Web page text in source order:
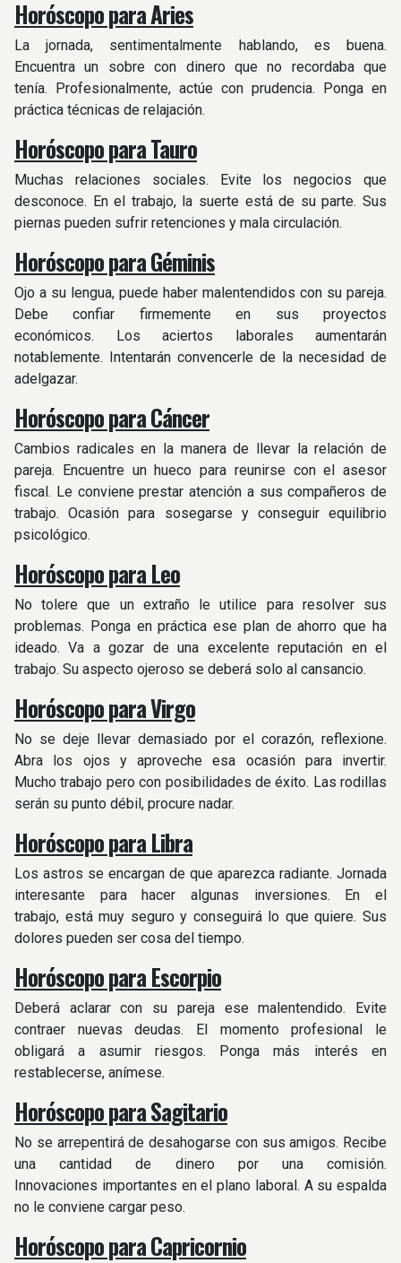
Horóscopo para Aries
La jornada, sentimentalmente hablando, es buena.
Encuentra un sobre con dinero que no recordaba que
tenía. Profesionalmente, actúe con prudencia. Ponga en
práctica técnicas de relajación.
Horóscopo para Tauro
Muchas relaciones sociales. Evite los negocios que
desconoce. En el trabajo, la suerte está de su parte. Sus
piernas pueden sufrir retenciones y mala circulación.
Horóscopo para Géminis
Ojo a su lengua, puede haber malentendidos con su pareja.
Debe confiar firmemente en sus proyectos
económicos. Los aciertos laborales aumentarán
notablemente. Intentarán convencerle de la necesidad de
adelgazar.
Horóscopo para Cáncer
Cambios radicales en la manera de llevar la relación de
pareja. Encuentre un hueco para reunirse con el asesor
fiscal. Le conviene prestar atención a sus compañeros de
trabajo. Ocasión para sosegarse y conseguir equilibrio
psicológico.
Horóscopo para Leo
No tolere que un extraño le utilice para resolver sus
problemas. Ponga en práctica ese plan de ahorro que ha
ideado. Va a gozar de una excelente reputación en el
trabajo. Su aspecto ojeroso se deberá solo al cansancio.
Horóscopo para Virgo
No se deje llevar demasiado por el corazón, reflexione.
Abra los ojos y aproveche esa ocasión para invertir.
Mucho trabajo pero con posibilidades de éxito. Las rodillas
serán su punto débil, procure nadar.
Horóscopo para Libra
Los astros se encargan de que aparezca radiante. Jornada
interesante para hacer algunas inversiones. En el
trabajo, está muy seguro y conseguirá lo que quiere. Sus
dolores pueden ser cosa del tiempo.
Horóscopo para Escorpio
Deberá aclarar con su pareja ese malentendido. Evite
contraer nuevas deudas. El momento profesional le
obligará a asumir riesgos. Ponga más interés en
restablecerse, anímese.
Horóscopo para Sagitario
No se arrepentirá de desahogarse con sus amigos. Recibe
una cantidad de dinero por una comisión.
Innovaciones importantes en el plano laboral. A su espalda
no le conviene cargar peso.
Horóscopo para Capricornio